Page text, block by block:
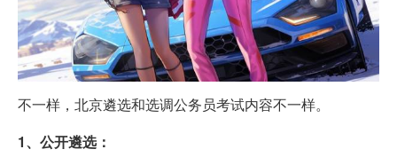
不一样，北京遴选和选调公务员考试内容不一样。
1、公开遴选：